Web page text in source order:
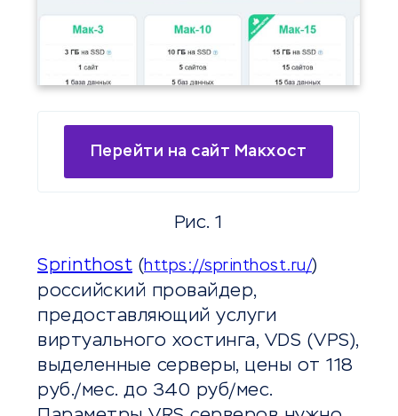
Перейти на сайт Макхост
Рис. 1
Sprinthost (https://sprinthost.ru/)
российский провайдер,
предоставляющий услуги
виртуального хостинга, VDS (VPS),
выделенные серверы, цены от 118
руб./мес. до 340 руб/мес.